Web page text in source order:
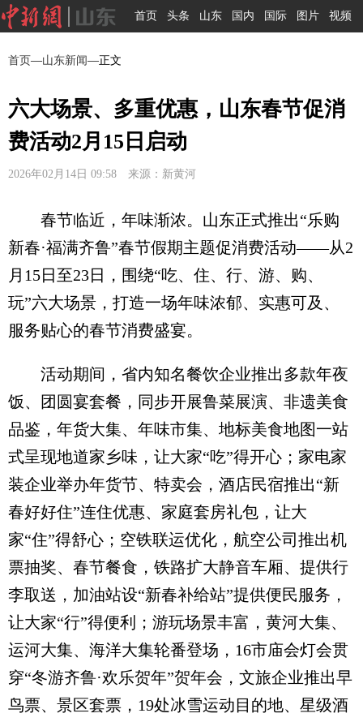
首页 头条 山东 国内 国际 图片 视频
首页—山东新闻—正文
六大场景、多重优惠，山东春节促消
费活动2月15日启动
2026年02月14日 09:58 来源：新黄河
春节临近，年味渐浓。山东正式推出“乐购
新春·福满齐鲁”春节假期主题促消费活动——从2
月15日至23日，围绕“吃、住、行、游、购、
玩”六大场景，打造一场年味浓郁、实惠可及、
服务贴心的春节消费盛宴。
活动期间，省内知名餐饮企业推出多款年夜
饭、团圆宴套餐，同步开展鲁菜展演、非遗美食
品鉴，年货大集、年味市集、地标美食地图一站
式呈现地道家乡味，让大家“吃”得开心；家电家
装企业举办年货节、特卖会，酒店民宿推出“新
春好好住”连住优惠、家庭套房礼包，让大
家“住”得舒心；空铁联运优化，航空公司推出机
票抽奖、春节餐食，铁路扩大静音车厢、提供行
李取送，加油站设“新春补给站”提供便民服务，
让大家“行”得便利；游玩场景丰富，黄河大集、
运河大集、海洋大集轮番登场，16市庙会灯会贯
穿“冬游齐鲁·欢乐贺年”贺年会，文旅企业推出早
鸟票、景区套票，19处冰雪运动目的地、星级酒